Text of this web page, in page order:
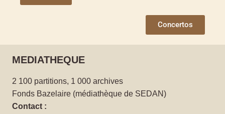
Concertos
MEDIATHEQUE
2 100 partitions, 1 000 archives
Fonds Bazelaire (médiathèque de SEDAN)
Contact :